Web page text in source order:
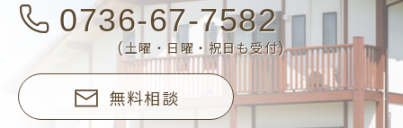
0736-67-7582
(土曜・日曜・祝日も受付)
無料相談